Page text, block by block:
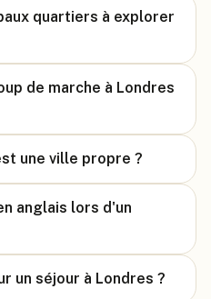
quartiers à explorer
de marche à Londres
une ville propre ?
anglais lors d'un
un séjour à Londres ?